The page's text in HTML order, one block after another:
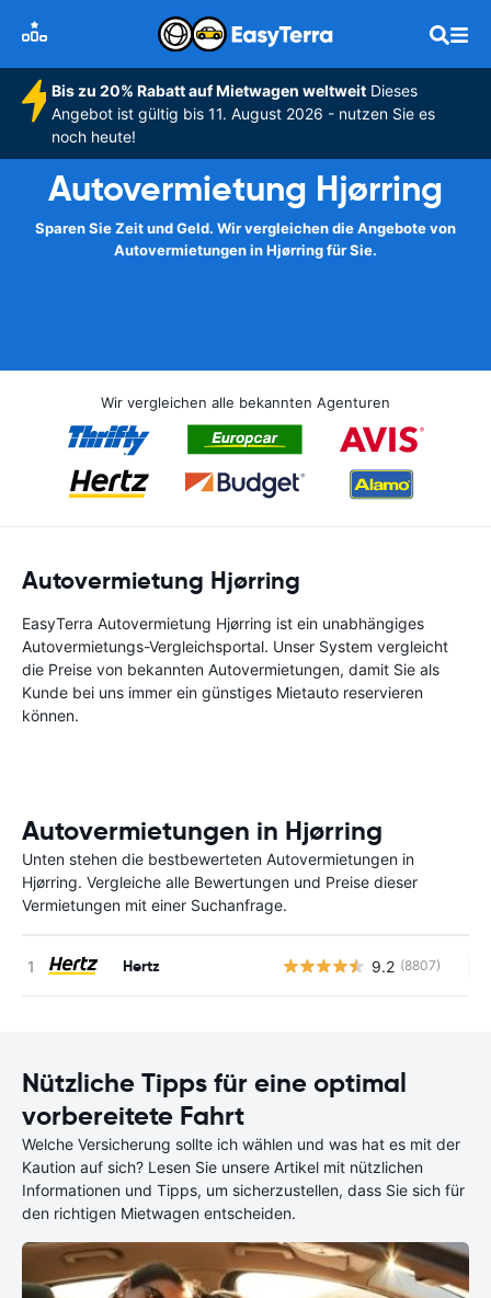
Bis zu 20% Rabatt auf Mietwagen weltweitDieses
Angebot ist gültig bis 11. August 2026 - nutzen Sie es
noch heute!
Autovermietung Hjørring
Sparen Sie Zeit und Geld. Wir vergleichen die Angebote von
Autovermietungen in Hjørring für Sie.
Wir vergleichen alle bekannten Agenturen
Autovermietung Hjørring
EasyTerra Autovermietung Hjørring ist ein unabhängiges
Autovermietungs-Vergleichsportal. Unser System vergleicht
die Preise von bekannten Autovermietungen, damit Sie als
Kunde bei uns immer ein günstiges Mietauto reservieren
können.
Autovermietungen in Hjørring
Unten stehen die bestbewerteten Autovermietungen in
Hjørring. Vergleiche alle Bewertungen und Preise dieser
Vermietungen mit einer Suchanfrage.
Hertz 9.2 (8807)
Nützliche Tipps für eine optimal
vorbereitete Fahrt
Welche Versicherung sollte ich wählen und was hat es mit der
Kaution auf sich? Lesen Sie unsere Artikel mit nützlichen
Informationen und Tipps, um sicherzustellen, dass Sie sich für
den richtigen Mietwagen entscheiden.